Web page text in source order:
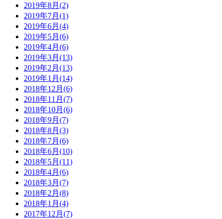
2019年8月(2)
2019年7月(1)
2019年6月(4)
2019年5月(6)
2019年4月(6)
2019年3月(13)
2019年2月(13)
2019年1月(14)
2018年12月(6)
2018年11月(7)
2018年10月(6)
2018年9月(7)
2018年8月(3)
2018年7月(6)
2018年6月(10)
2018年5月(11)
2018年4月(6)
2018年3月(7)
2018年2月(8)
2018年1月(4)
2017年12月(7)